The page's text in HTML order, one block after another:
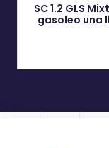
SC 1.2 GLS
gasoleo una